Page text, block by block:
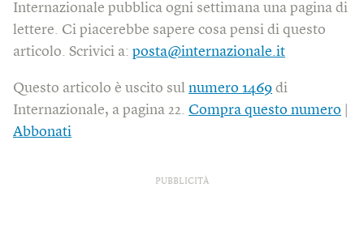
Internazionale pubblica ogni settimana una pagina di
lettere. Ci piacerebbe sapere cosa pensi di questo
articolo. Scrivici a: posta@internazionale.it
Questo articolo è uscito sul numero 1469 di
Internazionale, a pagina 22. Compra questo numero
Abbonati
PUBBLICITÀ